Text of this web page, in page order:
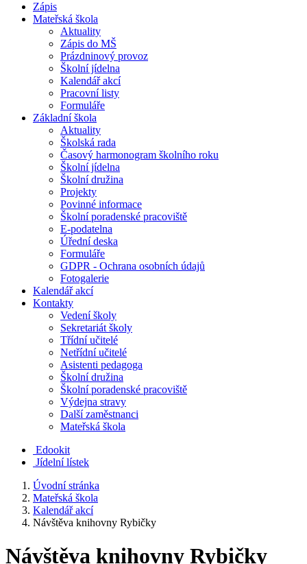
Zápis
Mateřská škola
Aktuality
Zápis do MŠ
Prázdninový provoz
Školní jídelna
Kalendář akcí
Pracovní listy
Formuláře
Základní škola
Aktuality
Školská rada
Časový harmonogram školního roku
Školní jídelna
Školní družina
Projekty
Povinné informace
Školní poradenské pracoviště
E-podatelna
Úřední deska
Formuláře
GDPR - Ochrana osobních údajů
Fotogalerie
Kalendář akcí
Kontakty
Vedení školy
Sekretariát školy
Třídní učitelé
Netřídní učitelé
Asistenti pedagoga
Školní družina
Školní poradenské pracoviště
Výdejna stravy
Další zaměstnanci
Mateřská škola
Edookit
Jídelní lístek
Úvodní stránka
Mateřská škola
Kalendář akcí
Návštěva knihovny Rybičky
Návštěva knihovny Rybičky